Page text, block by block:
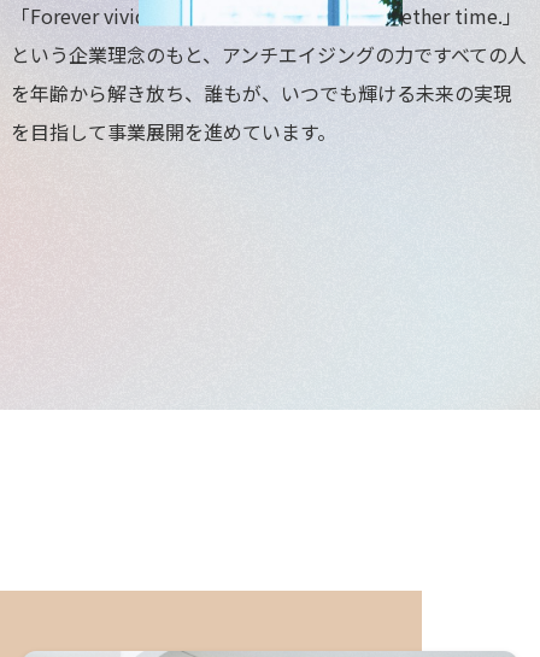
「Forever vivid 人の
を、解き放つ。 Untether time.」
という企業理念のもと、アンチエイジングの力ですべての人
を年齢から解き放ち、誰もが、いつでも輝ける未来の実現
を目指して事業展開を進めています。